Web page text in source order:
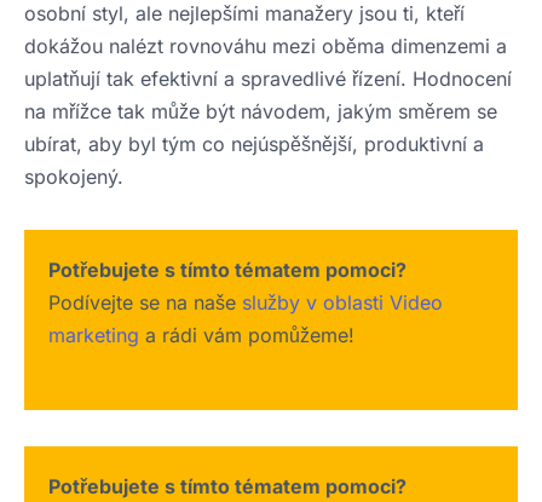
osobní styl, ale nejlepšími manažery jsou ti, kteří
dokážou nalézt rovnováhu mezi oběma dimenzemi a
uplatňují tak efektivní a spravedlivé řízení. Hodnocení
na mřížce tak může být návodem, jakým směrem se
ubírat, aby byl tým co nejúspěšnější, produktivní a
spokojený.
Potřebujete s tímto tématem pomoci?
Podívejte se na naše služby v oblasti Video
marketing a rádi vám pomůžeme!
Potřebujete s tímto tématem pomoci?